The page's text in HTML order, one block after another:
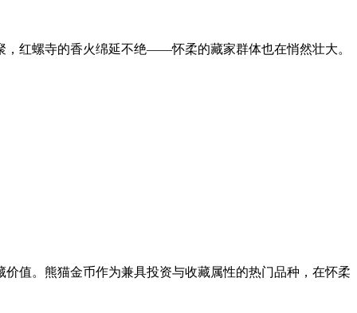
红螺寺的香火绵延不绝——怀柔的藏家群体也在悄然壮大。
值。熊猫金币作为兼具投资与收藏属性的热门品种，在怀柔